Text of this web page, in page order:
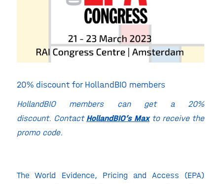
20% discount for HollandBIO members
HollandBIO members can get a 20%
discount. Contact HollandBIO’s Maxto receive the
promo code.
The World Evidence, Pricing and Access (EPA)